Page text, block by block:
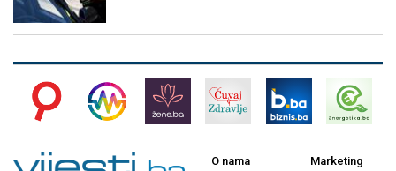
O nama
Marketing